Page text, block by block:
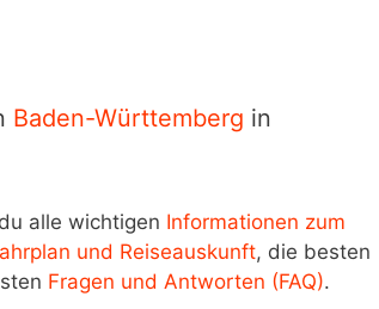
Baden-Württemberg in
alle wichtigen Informationen zum
und Reiseauskunft, die besten
Fragen und Antworten (FAQ).